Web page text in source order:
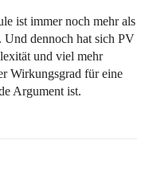
ist immer noch mehr als
dennoch hat sich PV
und viel mehr
Wirkungsgrad für eine
Argument ist.